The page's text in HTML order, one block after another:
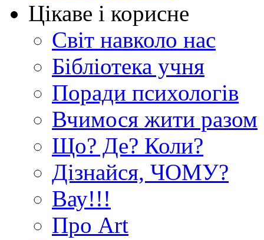
Цікаве і корисне
Світ навколо нас
Бібліотека учня
Поради психологів
Вчимося жити разом
Що? Де? Коли?
Дізнайся, ЧОМУ?
Вау!!!
Про Art